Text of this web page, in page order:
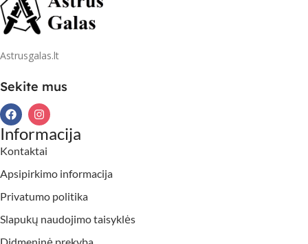
Astrusgalas.lt
Sekite mus
Informacija
Kontaktai
Apsipirkimo informacija
Privatumo politika
Slapukų naudojimo taisyklės